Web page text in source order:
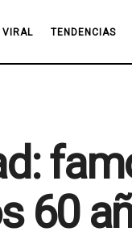
VIRAL TENDENCIAS
60